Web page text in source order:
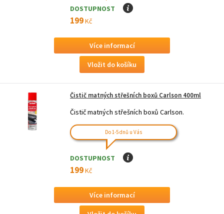
DOSTUPNOST I
199Kč
Více informací
Čistič matných střešních boxů Carlson 400ml
Čistič matných střešních boxů Carlson.
Do 1-5 dnů u Vás
DOSTUPNOST I
199Kč
Více informací